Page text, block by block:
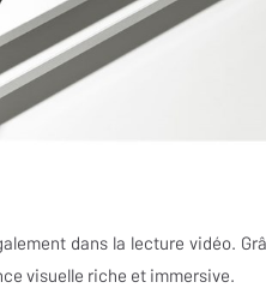
dans la lecture vidéo.
visuelle riche et immersive.